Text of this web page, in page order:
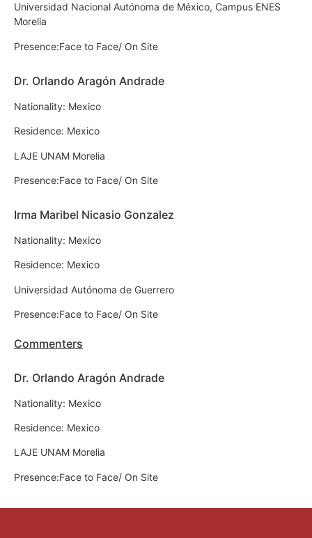
Universidad Nacional Autónoma de México, Campus ENES
Morelia
Presence:Face to Face/ On Site
Dr. Orlando Aragón Andrade
Nationality: Mexico
Residence: Mexico
LAJE UNAM Morelia
Presence:Face to Face/ On Site
Irma Maribel Nicasio Gonzalez
Nationality: Mexico
Residence: Mexico
Universidad Autónoma de Guerrero
Presence:Face to Face/ On Site
Commenters
Dr. Orlando Aragón Andrade
Nationality: Mexico
Residence: Mexico
LAJE UNAM Morelia
Presence:Face to Face/ On Site